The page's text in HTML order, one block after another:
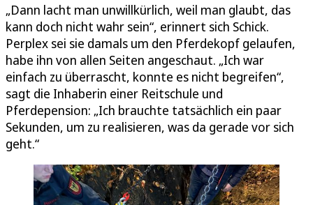
„Dann lacht man unwillkürlich, weil man glaubt, das
kann doch nicht wahr sein“, erinnert sich Schick.
Perplex sei sie damals um den Pferdekopf gelaufen,
habe ihn von allen Seiten angeschaut. „Ich war
einfach zu überrascht, konnte es nicht begreifen“,
sagt die Inhaberin einer Reitschule und
Pferdepension: „Ich brauchte tatsächlich ein paar
Sekunden, um zu realisieren, was da gerade vor sich
geht.“